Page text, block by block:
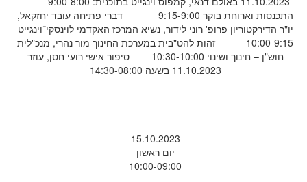
התכנסות וארוחת בוקר 9:15-9:00 דברי פתיחה עובד יחזקאל,
יו"ר הדירקטוריון פרופ' רוני לידור, נשיא המרכז האקדמי לוינסקי־וינגייט
10:00-9:15 זהות להט"בית במערכת החינוך מור נהרי, מנכ"לית
חוש"ן – חינוך ושינוי 10:30-10:00 סיפור אישי רועי חסן, עוזר
11.10.2023 בשעה 14:30-08:00
15.10.2023
יום ראשון
10:00-09:00